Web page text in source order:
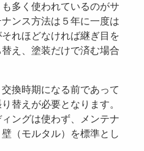
多く使われているのがサ
ンス方法は５年に一度は
れほどなければ継ぎ目を
え、塗装だけで済む場合
換時期になる前であって
替えが必要となります。
ングは使わず、メンテナ
（モルタル）を標準とし